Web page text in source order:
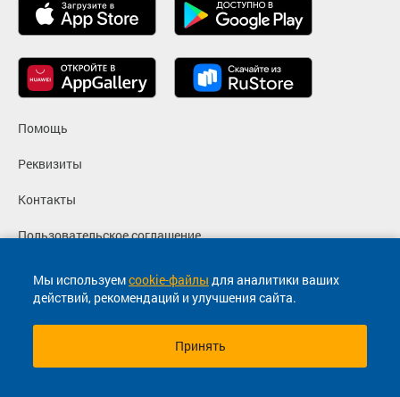
Мы используемcookie-файлы для аналитики ваших
действий, рекомендаций и улучшения сайта.
Принять
Помощь
Реквизиты
Контакты
Пользовательское соглашение
Политика конфиденциальности
Согласие на маркетинговые сообщения
© 2013-2026, ООО "Капитал"- Онлайн сервис продажи